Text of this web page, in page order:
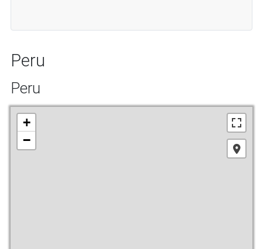
Peru
Peru
+
−